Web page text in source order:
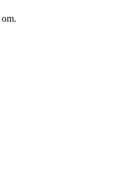
om.